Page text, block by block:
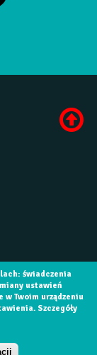
2026 - NIE
zastrzeżone.
Szczecin
świadczenia
ustawień
w Twoim urządzeniu
Szczegóły